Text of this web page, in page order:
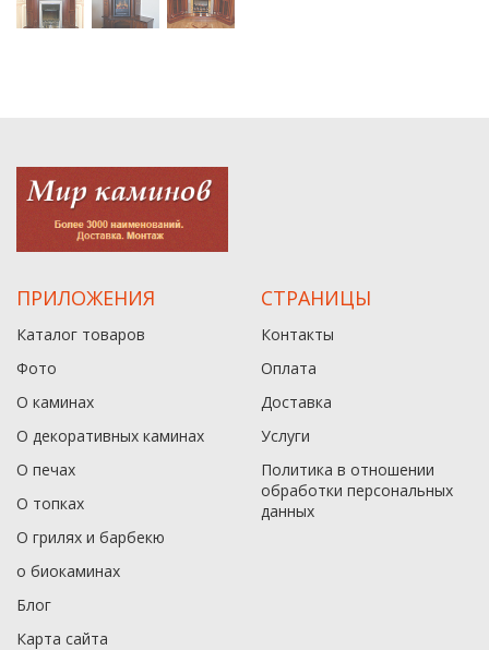
ПРИЛОЖЕНИЯ
Каталог товаров
Фото
О каминах
О декоративных каминах
О печах
О топках
О грилях и барбекю
о биокаминах
Блог
Карта сайта
СТРАНИЦЫ
Контакты
Оплата
Доставка
Услуги
Политика в отношении
обработки персональных
данныx